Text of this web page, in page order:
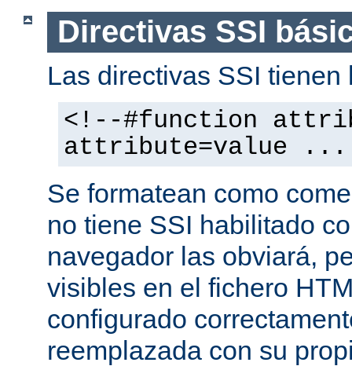
Directivas SSI
Las directivas SSI
<!--#function
attribute=value
Se formatean como
no tiene SSI habilitado
navegador las obviará,
visibles en el fichero
configurado
reemplazada con su